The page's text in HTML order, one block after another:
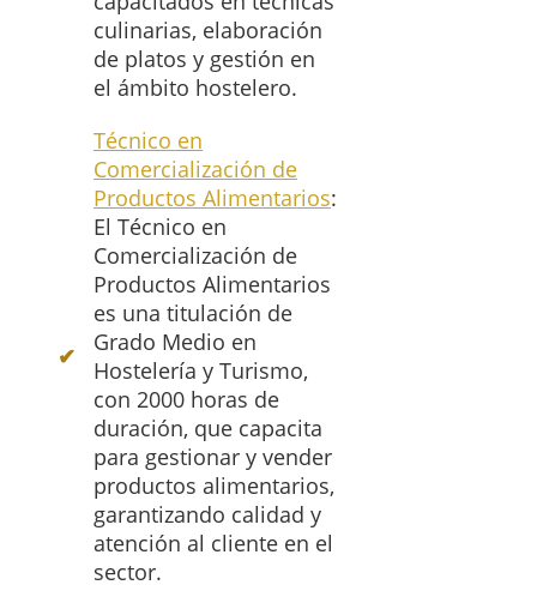
culinarias, elaboración
de platos y gestión en
el ámbito hostelero.
Técnico en
Comercialización de
Productos Alimentarios:
El Técnico en
Comercialización de
Productos Alimentarios
es una titulación de
Grado Medio en
Hostelería y Turismo,
con 2000 horas de
duración, que capacita
para gestionar y vender
productos alimentarios,
garantizando calidad y
atención al cliente en el
sector.